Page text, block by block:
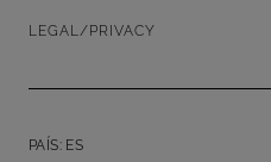
LEGAL/PRIVACY
PAÍS: ES